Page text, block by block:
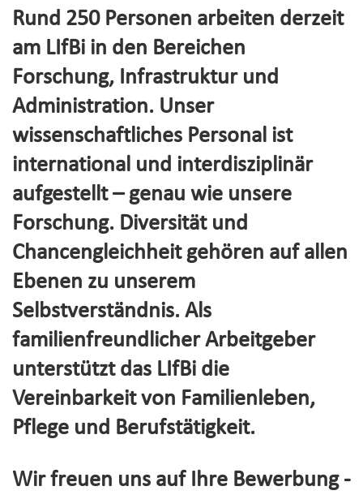
Rund 250 Personen arbeiten derzeit
am LIfBi in den Bereichen
Forschung, Infrastruktur und
Administration. Unser
wissenschaftliches Personal ist
international und interdisziplinär
aufgestellt – genau wie unsere
Forschung. Diversität und
Chancengleichheit gehören auf allen
Ebenen zu unserem
Selbstverständnis. Als
familienfreundlicher Arbeitgeber
unterstützt das LIfBi die
Vereinbarkeit von Familienleben,
Pflege und Berufstätigkeit.
Wir freuen uns auf Ihre Bewerbung -